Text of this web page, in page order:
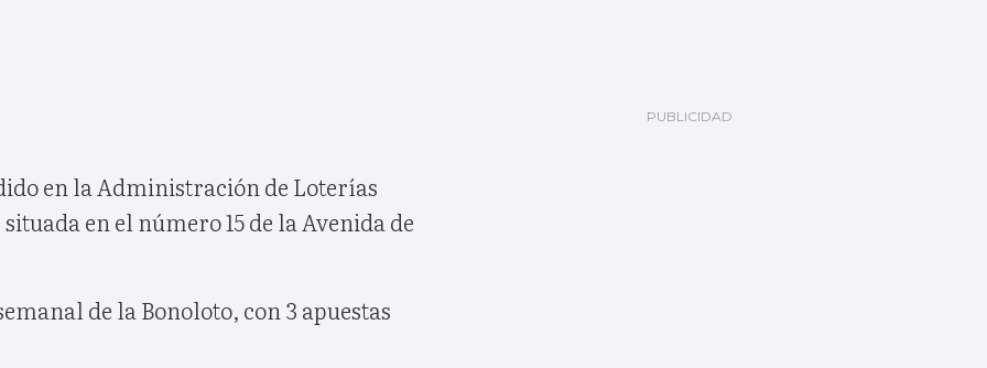
en la Administración de Loterías
en el número 15 de la Avenida de
de la Bonoloto, con 3 apuestas